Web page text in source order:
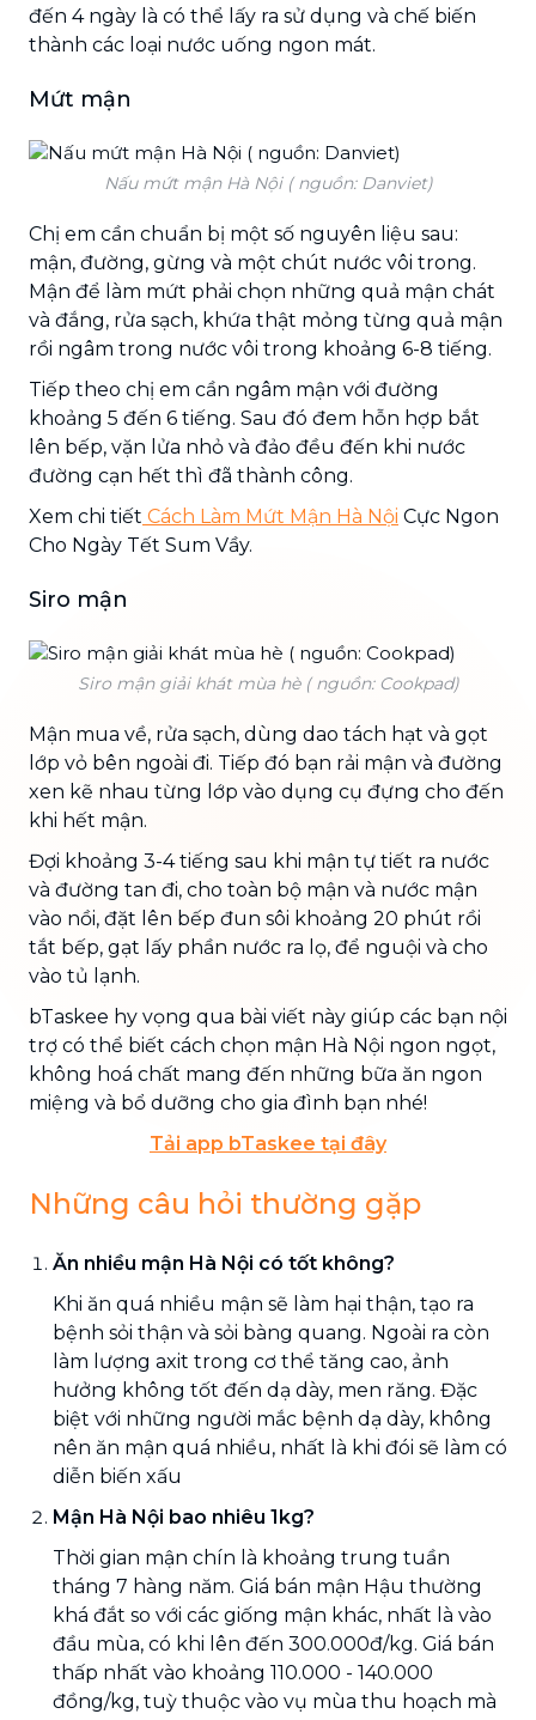
đến 4 ngày là có thể lấy ra sử dụng và chế biến
thành các loại nước uống ngon mát.
Mứt mận
Nấu mứt mận Hà Nội ( nguồn: Danviet)
Chị em cần chuẩn bị một số nguyên liệu sau:
mận, đường, gừng và một chút nước vôi trong.
Mận để làm mứt phải chọn những quả mận chát
và đắng, rửa sạch, khứa thật mỏng từng quả mận
rồi ngâm trong nước vôi trong khoảng 6-8 tiếng.
Tiếp theo chị em cần ngâm mận với đường
khoảng 5 đến 6 tiếng. Sau đó đem hỗn hợp bắt
lên bếp, vặn lửa nhỏ và đảo đều đến khi nước
đường cạn hết thì đã thành công.
Xem chi tiết Cách Làm Mứt Mận Hà Nội Cực Ngon
Cho Ngày Tết Sum Vầy.
Siro mận
Siro mận giải khát mùa hè ( nguồn: Cookpad)
Mận mua về, rửa sạch, dùng dao tách hạt và gọt
lớp vỏ bên ngoài đi. Tiếp đó bạn rải mận và đường
xen kẽ nhau từng lớp vào dụng cụ đựng cho đến
khi hết mận.
Đợi khoảng 3-4 tiếng sau khi mận tự tiết ra nước
và đường tan đi, cho toàn bộ mận và nước mận
vào nồi, đặt lên bếp đun sôi khoảng 20 phút rồi
tắt bếp, gạt lấy phần nước ra lọ, để nguội và cho
vào tủ lạnh.
bTaskee hy vọng qua bài viết này giúp các bạn nội
trợ có thể biết cách chọn mận Hà Nội ngon ngọt,
không hoá chất mang đến những bữa ăn ngon
miệng và bổ dưỡng cho gia đình bạn nhé!
Tải app bTaskee tại đây
Những câu hỏi thường gặp
Ăn nhiều mận Hà Nội có tốt không?
Khi ăn quá nhiều mận sẽ làm hại thận, tạo ra
bệnh sỏi thận và sỏi bàng quang. Ngoài ra còn
làm lượng axit trong cơ thể tăng cao, ảnh
hưởng không tốt đến dạ dày, men răng. Đặc
biệt với những người mắc bệnh dạ dày, không
nên ăn mận quá nhiều, nhất là khi đói sẽ làm có
diễn biến xấu
Mận Hà Nội bao nhiêu 1kg?
Thời gian mận chín là khoảng trung tuần
tháng 7 hàng năm. Giá bán mận Hậu thường
khá đắt so với các giống mận khác, nhất là vào
đầu mùa, có khi lên đến 300.000đ/kg. Giá bán
thấp nhất vào khoảng 110.000 - 140.000
đồng/kg, tuỳ thuộc vào vụ mùa thu hoạch mà